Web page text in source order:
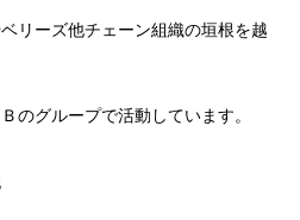
リーズ他チェーン組織の垣根を越
のグループで活動しています。